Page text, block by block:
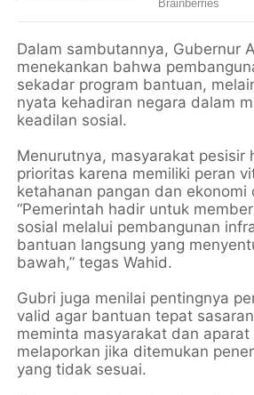
Dalam sambutannya, Gubernur
menekankan bahwa
sekadar program bantuan,
nyata kehadiran negara dalam
keadilan sosial.
Menurutnya, masyarakat pesisir
prioritas karena memiliki peran
ketahanan pangan dan ekonomi
“Pemerintah hadir untuk
sosial melalui pembangunan
bantuan langsung yang
bawah,” tegas Wahid.
Gubri juga menilai pentingnya
valid agar bantuan tepat
meminta masyarakat dan
melaporkan jika ditemukan
yang tidak sesuai.